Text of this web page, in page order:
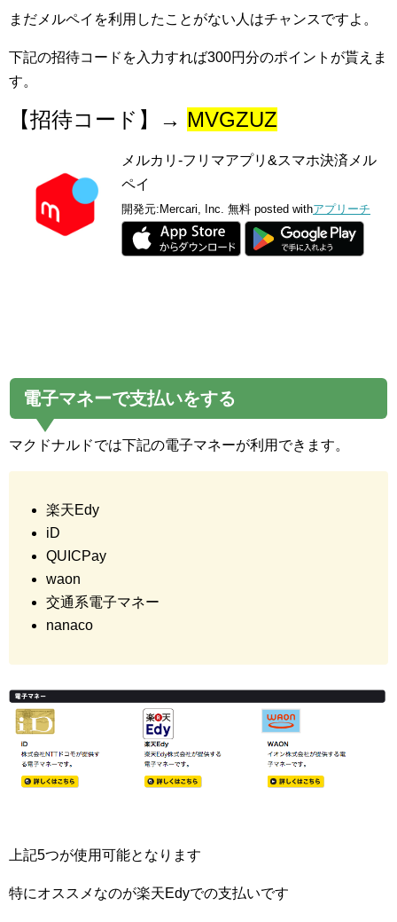
まだメルペイを利用したことがない人はチャンスですよ。
下記の招待コードを入力すれば300円分のポイントが貰えま
す。
【招待コード】→ MVGZUZ
メルカリ-フリマアプリ&スマホ決済メル
ペイ
開発元: Mercari, Inc. 無料 posted withアプリーチ
電子マネーで支払いをする
マクドナルドでは下記の電子マネーが利用できます。
楽天Edy
iD
QUICPay
waon
交通系電子マネー
nanaco
上記5つが使用可能となります
特にオススメなのが楽天Edyでの支払いです